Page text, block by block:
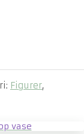
Figurer,